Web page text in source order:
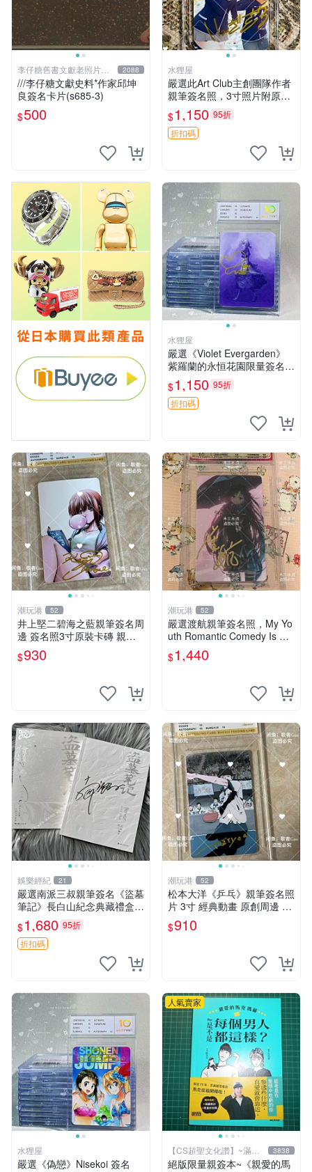
李仔糖舊書文獻老照片名
人收藏館
2088
///李仔糖文獻史料*作家邱坤
良簽名卡片(s685-3)
$500
水狸屋
嚴選此Art Club主創團隊作者
親筆簽名照，3寸照片附原裝
卡磚。收藏級面簽照，適合藝
術愛好者收藏與展示。 3寸
簽名 照片
$1,150 95折
折扣碼
水狸屋
嚴選《Violet Evergarden》
紫羅蘭的永恒花園限量簽名
卡，3寸帶原裝卡磚 日本中古
收藏推薦 薇爾莉特 曜佳奈 筆
記本
$1,150 95折
折扣碼
潮玩港 52
井上堅二碧海之藍親筆簽名周
邊 簽名照3寸原裝卡磚 親
筆、收藏、簽名照
$930
潮玩港 52
嚴選渡航親筆簽名照，My Yo
uth Romantic Comedy Is Wr
ong限量收藏版 青春戀愛物語
原創 漫畫周邊
$1,440
娛樂經紀 21
嚴選南派三叔親筆簽名《盜墓
筆記》長白山紀念典藏禮盒，
限量收藏必備 原著小說 定價
特別款
$1,680 95折
折扣碼
潮玩港 52
松本大洋《乒乓》親筆簽名照
片 3寸 經典動畫 原創周邊 經
典動漫 周邊收藏 照片卡磚
$910
水狸屋
嚴選《偽戀》Nisekoi 簽名
人氣賣家
【CS超聖文化讚】~滿千
元送運
3838
絕版限量親簽本~《親愛的馬